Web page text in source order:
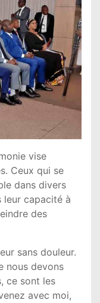
vise
Ceux qui se
dans divers
leur capacité à
des
sans douleur.
nous devons
ce sont les
avec moi,